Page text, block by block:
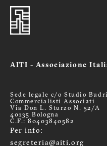
AITI - Associazione
Sede legale c/o Studio
Commercialisti Associati
Via Don L. Sturzo N. 52/A
40135 Bologna
C.F.: 80403840582
Per info:
segreteria@aiti.org